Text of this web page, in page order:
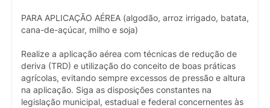
PARA APLICAÇÃO AÉREA (algodão, arroz irrigado, batata,
cana-de-açúcar, milho e soja)
Realize a aplicação aérea com técnicas de redução de
deriva (TRD) e utilização do conceito de boas práticas
agrícolas, evitando sempre excessos de pressão e altura
na aplicação. Siga as disposições constantes na
legislação municipal, estadual e federal concernentes às